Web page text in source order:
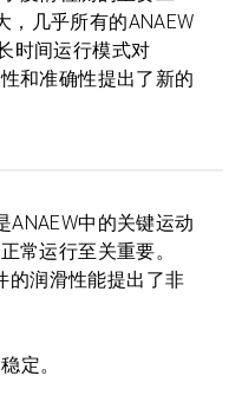
，几乎所有的ANAEW
时间运行模式对
和准确性提出了新的
ANAEW中的关键运动
常运行至关重要。
的润滑性能提出了非
定。